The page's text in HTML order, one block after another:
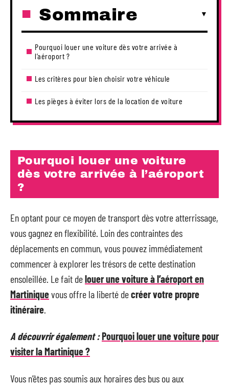
Sommaire
Pourquoi louer une voiture dès votre arrivée à
l’aéroport ?
Les critères pour bien choisir votre véhicule
Les pièges à éviter lors de la location de voiture
Pourquoi louer une voiture
dès votre arrivée à l’aéroport
?
En optant pour ce moyen de transport dès votre atterrissage,
vous gagnez en flexibilité. Loin des contraintes des
déplacements en commun, vous pouvez immédiatement
commencer à explorer les trésors de cette destination
ensoleillée. Le fait delouer une voiture à l’aéroport en
Martiniquevous offre la liberté decréer votre propre
itinéraire
A découvrir également :Pourquoi louer une voiture pour
visiter la Martinique ?
Vous n’êtes pas soumis aux horaires des bus ou aux